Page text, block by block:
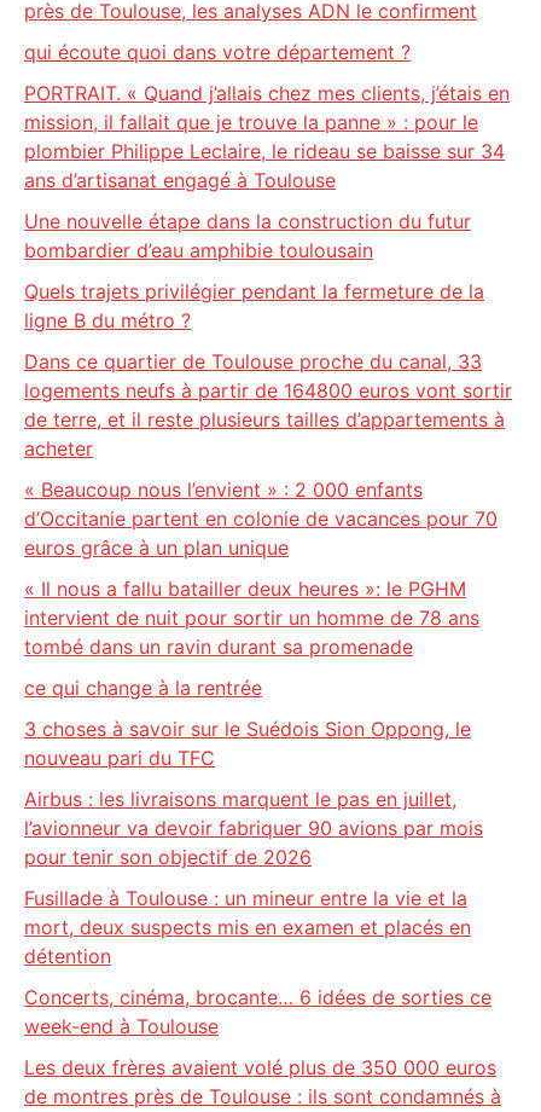
près de Toulouse, les analyses ADN le confirment
qui écoute quoi dans votre département ?
PORTRAIT. « Quand j’allais chez mes clients, j’étais en
mission, il fallait que je trouve la panne » : pour le
plombier Philippe Leclaire, le rideau se baisse sur 34
ans d’artisanat engagé à Toulouse
Une nouvelle étape dans la construction du futur
bombardier d’eau amphibie toulousain
Quels trajets privilégier pendant la fermeture de la
ligne B du métro ?
Dans ce quartier de Toulouse proche du canal, 33
logements neufs à partir de 164800 euros vont sortir
de terre, et il reste plusieurs tailles d’appartements à
acheter
« Beaucoup nous l’envient » : 2 000 enfants
d’Occitanie partent en colonie de vacances pour 70
euros grâce à un plan unique
« Il nous a fallu batailler deux heures »: le PGHM
intervient de nuit pour sortir un homme de 78 ans
tombé dans un ravin durant sa promenade
ce qui change à la rentrée
3 choses à savoir sur le Suédois Sion Oppong, le
nouveau pari du TFC
Airbus : les livraisons marquent le pas en juillet,
l’avionneur va devoir fabriquer 90 avions par mois
pour tenir son objectif de 2026
Fusillade à Toulouse : un mineur entre la vie et la
mort, deux suspects mis en examen et placés en
détention
Concerts, cinéma, brocante… 6 idées de sorties ce
week-end à Toulouse
Les deux frères avaient volé plus de 350 000 euros
de montres près de Toulouse : ils sont condamnés à